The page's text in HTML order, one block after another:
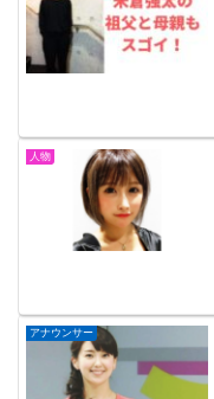
人物
アナウンサー